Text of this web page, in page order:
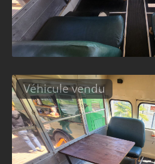
Véhicule vendu